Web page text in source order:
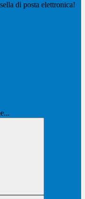
di posta elettronica!